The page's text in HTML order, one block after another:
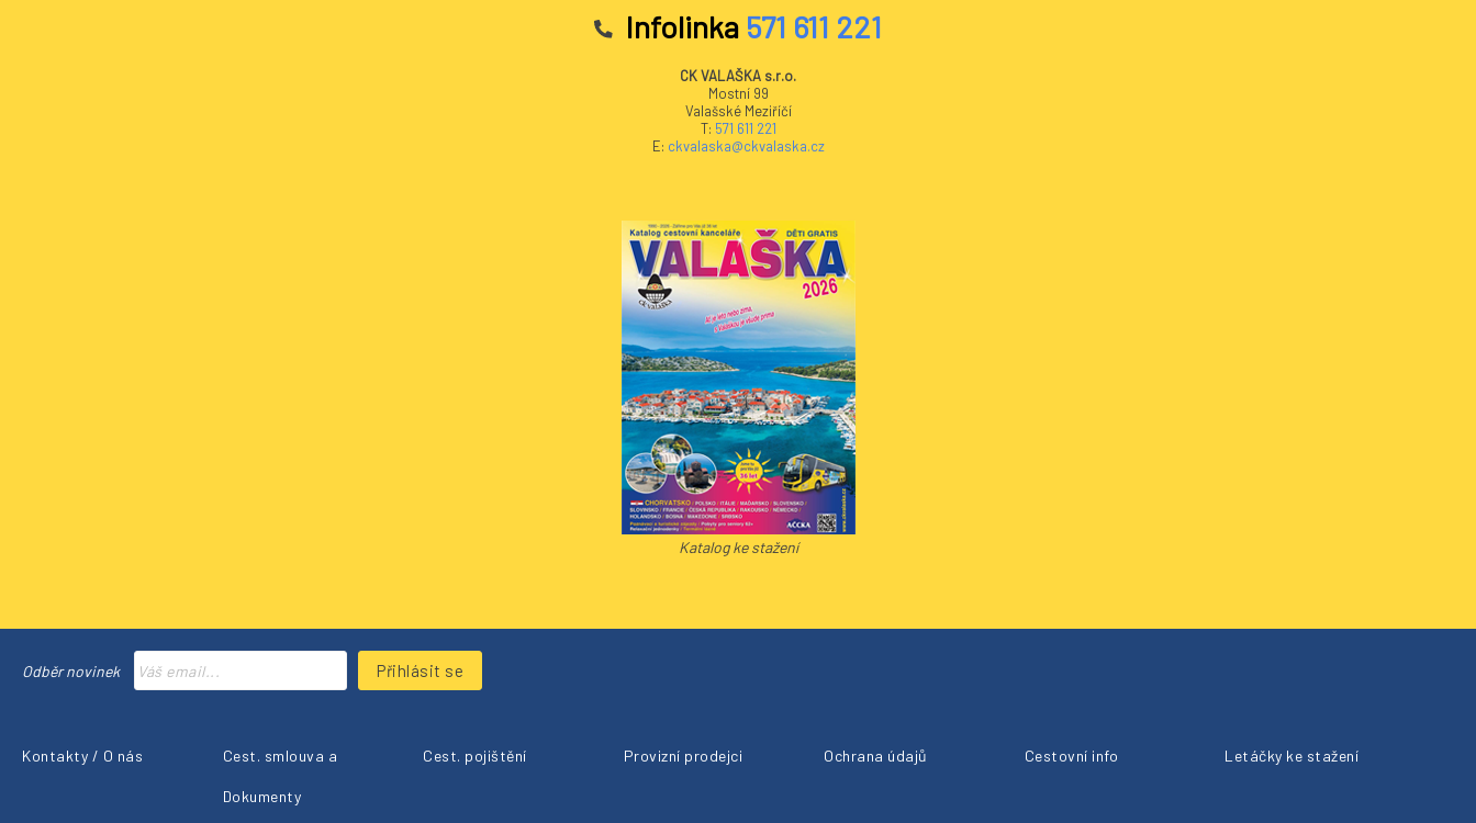
Infolinka 571 611 221
CK VALAŠKA s.r.o.
Mostní 99
Valašské Meziříčí
T: 571 611 221
E: ckvalaska@ckvalaska.cz
Katalog ke stažení
Odběr novinek Přihlásit se
Kontakty / O nás Cest. smlouva a
Dokumenty
Cest. pojištění Provizní prodejci Ochrana údajů Cestovní info Letáčky ke stažení